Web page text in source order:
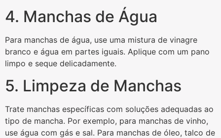
4. Manchas de Água
Para manchas de água, use uma mistura de vinagre
branco e água em partes iguais. Aplique com um pano
limpo e seque delicadamente.
5. Limpeza de Manchas
Trate manchas específicas com soluções adequadas ao
tipo de mancha. Por exemplo, para manchas de vinho,
use água com gás e sal. Para manchas de óleo, talco de